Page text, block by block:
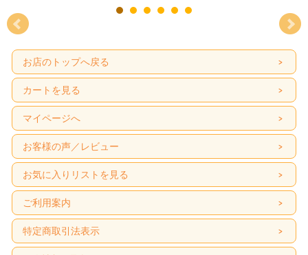
お店のトップへ戻る
カートを見る
マイページへ
お客様の声／レビュー
お気に入りリストを見る
ご利用案内
特定商取引法表示